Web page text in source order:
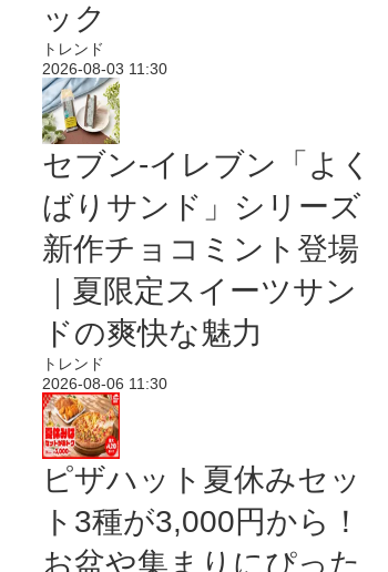
ック
トレンド
2026-08-03 11:30
セブン‐イレブン「よく
ばりサンド」シリーズ
新作チョコミント登場
｜夏限定スイーツサン
ドの爽快な魅力
トレンド
2026-08-06 11:30
ピザハット夏休みセッ
ト3種が3,000円から！
お盆や集まりにぴった